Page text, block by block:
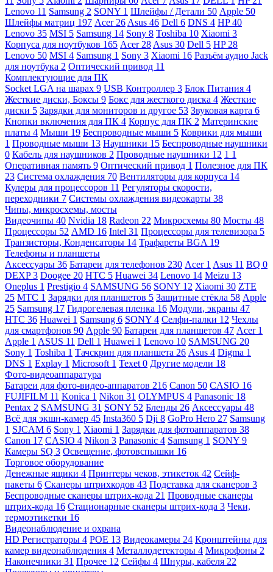
Lenovo 11 Samsung 2 SONY 1 Шлейфы / Детали 50 Apple 50
Шлейфы матриц 197 Acer 26 Asus 46 Dell 6 DNS 4 HP40
Lenovo 35 MSI 5 Samsung 14 Sony 8 Toshiba 10 Xiaomi 3
Корпуса для ноутбуков 165 Acer 28 Asus 30 Dell 5 HP 28
Lenovo 50 MSI 4 Samsung 1 Sony 3 Xiaomi 16 Разъём аудио Jack
для ноутбука 2 Оптический привод 11
Комплектующие для ПК
Socket LGA на шарах 9 USB Контроллер 3 Блок Питания 4
Жесткие диски, Боксы 9 Бокс для жесткого диска 4 Жесткие
диски 5 Зарядки для мониторов и другое 53 Звуковая карта 6
Кнопки включения для ПК 4 Корпус для ПК 2 Материнские
платы 4 Мыши 19 Беспроводные мыши 5 Коврики для мыши
1 Проводные мыши 13 Наушники 15 Беспроводные наушники
0 Кабель для наушников 2 Проводные наушники 12 1 1
Оперативная память 9 Оптический привод 1 Полезное для ПК
23 Система охлаждения 70 Вентиляторы для корпуса 14
Кулеры для процессоров 11 Регуляторы скорости,
переходники 7 Системы охлаждения видеокарты 38
Чипы, микросхемы, мосты
Видеочипы 40 Nvidia 18 Radeon 22 Микросхемы 80 Мосты 48
Процессоры 52 AMD 16 Intel 31 Процессоры для телевизора 5
Транзисторы, Конденсаторы 14 Трафареты BGA 19
Телефоны и планшеты
Аксессуары 36 Батареи для телефонов 230 Acer 1 Asus 11 BQ 0
DEXP3 Doogee 20 HTC 5 Huawei 34 Lenovo 14 Meizu 13
Oneplus 1 Prestigio 4 SAMSUNG 56 SONY 12 Xiaomi 30 ZTE
25 МТС 1 Зарядки для планшетов 5 Защитные стёкла 58 Apple
25 Samsung 17 Гидрогелевая пленка 16 Модули, экраны 47
HTC 36 Huawei 1 Samsung 6 SONY 4 Селфи-палки 12 Чехлы
для смартфонов 90 Apple 90 Батареи для планшетов 47 Acer 1
Apple 1 ASUS 11 Dell 1 Huawei 1 Lenovo 10 SAMSUNG 20
Sony 1 Toshiba 1 Тачскрин для планшета 26 Asus 4 Digma 1
DNS 1 Explay 1 Microsoft 1 Texet 0 Другие модели 18
Фото-видеоаппаратура
Батареи для фото-видео-аппаратов 216 Canon 50 CASIO 16
FUJIFILM 11 Konica 1 Nikon 31 OLYMPUS 4 Panasonic 18
Pentax 2 SAMSUNG 31 SONY 52 Бленды 26 Аксессуары 48
Всё для экшн-камер 45 Insta360 5 Dji 8 GoPro Hero 27 Samsung
1 SJCAM 6 Sony 1 Xiaomi 1 Зарядки для фотоаппаратов 38
Canon 17 CASIO 4 Nikon 3 Panasonic 4 Samsung 1 SONY 9
Камеры SQ 3 Освещение, фотовспышки 16
Торговое оборудование
Денежные ящики 4 Принтеры чеков, этикеток 42 Сейф-
пакеты 6 Сканеры штрихкодов 43 Подставка для сканеров 3
Беспроводные сканеры штрих-кода 21 Проводные сканеры
штрих-кода 16 Стационарные сканеры штрих-кода 3 Чеки,
термоэтикетки 16
Видеонаблюдение и охрана
HD Регистраторы 4 POE 13 Видеокамеры 24 Кронштейны для
камер видеонаблюдения 4 Металлодетекторы 4 Микрофоны 2
Наконечники 31 Прочее 12 Сейфы 4 Шнуры, кабеля 22